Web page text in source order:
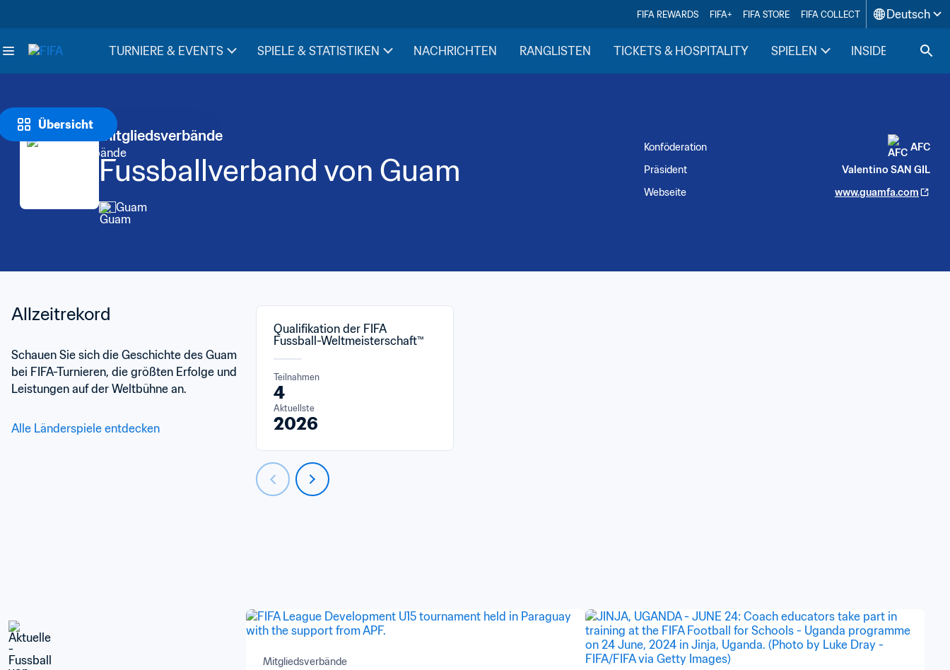
FIFA REWARDS FIFA+ FIFA STORE FIFA COLLECT Deutsch
TURNIERE & EVENTS SPIELE & STATISTIKEN NACHRICHTEN RANGLISTEN TICKETS & HOSPITALITY SPIELEN INSIDE FIFA
Übersicht
Mitgliedsverbände
Fussballverband von Guam
Guam
Konföderation
AFC
Präsident
Valentino SAN GIL
Webseite
www.guamfa.com
Allzeitrekord
Schauen Sie sich die Geschichte des Guam
bei FIFA-Turnieren, die größten Erfolge und
Leistungen auf der Weltbühne an.
Alle Länderspiele entdecken
Qualifikation der FIFA
Fussball-Weltmeisterschaft™
Teilnahmen
4
Aktuellste
2026
Mitgliedsverbände